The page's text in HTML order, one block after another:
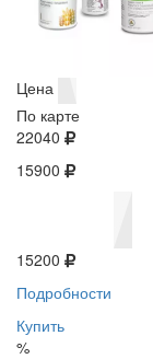
Цена
По карте
22040
15900
15200
Подробности
Купить
%